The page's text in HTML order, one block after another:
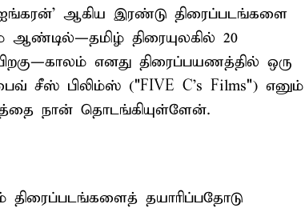
ஆகிய இரண்டு திரைப்படங்களை
திரையுலகில் 20
எனது திரைப்பயணத்தில் ஒரு
சீஸ் பிலிம்ஸ் ("FIVE C's Films") எனும்
நான் தொடங்கியுள்ளேன்.
திரைப்படங்களைத் தயாரிப்பதோடு